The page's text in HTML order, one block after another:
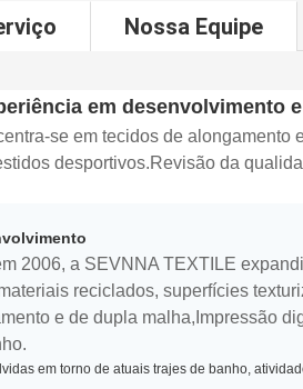
Nossa Equipe
em desenvolvimento
se em tecidos de alongamento
desportivos.Revisão da
2006, a SEVNNA TEXTILE
reciclados, superfícies
e de dupla malha,Impressão
em torno de atuais trajes de banho,